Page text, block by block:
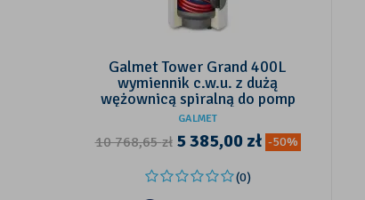
Galmet Tower Grand 400L
wymiennik c.w.u. z dużą
wężownicą spiralną do pomp
ciepła
GALMET
10 768,65zł 5 385,00 zł -50%
(0)